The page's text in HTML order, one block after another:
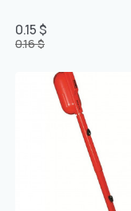
0.15 $
0.16 $